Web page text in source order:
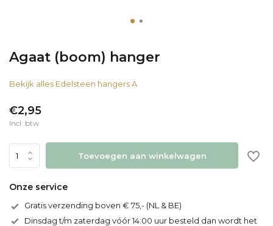
Agaat (boom) hanger
Bekijk alles Edelsteen hangers A
€2,95
Incl. btw
Toevoegen aan winkelwagen
Onze service
Gratis verzending boven € 75,- (NL & BE)
Dinsdag t/m zaterdag vóór 14:00 uur besteld dan wordt het